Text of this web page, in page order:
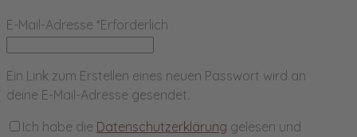
E-Mail-Adresse *Erforderlich
Ein Link zum Erstellen eines neuen Passwort wird an
deine E-Mail-Adresse gesendet.
Ich habe die Datenschutzerklärung gelesen und